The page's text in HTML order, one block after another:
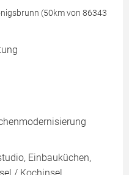
(50km von 86343
Einbauküchen,